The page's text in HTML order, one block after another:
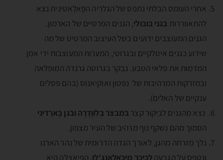
אחרי העומס הבלתי נתפס של הגלריה הפָּאלָאטינית נצא
להתאווררות בגני בּובּולי, הגנים הפרטיים של הארמון.
הגנים המעוצבים ידועים בשל העיצוב המרטיט של מה
שידוע כגנים איטלקיים ובגרוטי, המערות המעוצבות ידי אמן
המדמות את פלאי הטבע. נבקר בגְרוטה גרנדה המופלאה
ובמזרקות המרהיבות של נפּטון ואוקיאנוס (בהם פסלים
ענקיים של האלים).
נצא מהגנים לביקור קצר במבצר בֶּלְווֶדֶרֶה ובגן בָּארְדיני
הסמוך מהם נשקף נוף מרהיב של העיר מצפון.
נלך מזרחה מהגן, לאורך הגדה הדרומית של נהר הארנו
ונטפס על הגבעהלכיכר מיכּאֶלְאנְגֶ'לו. הפיאצלה היא